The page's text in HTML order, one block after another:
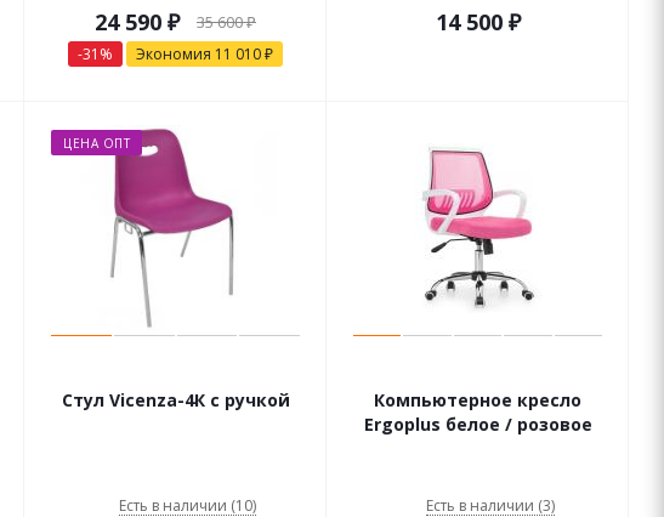
24 590 ₽ 35 600₽
-31 % Экономия 11 010₽
14 500₽
ЦЕНА ОПТ
Стул Vicenza-4К с ручкой
Есть в наличии (10)
Компьютерное кресло
Ergoplus белое / розовое
Есть в наличии (3)